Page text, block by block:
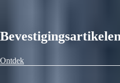
Bevestigingsartikelen
Ontdek